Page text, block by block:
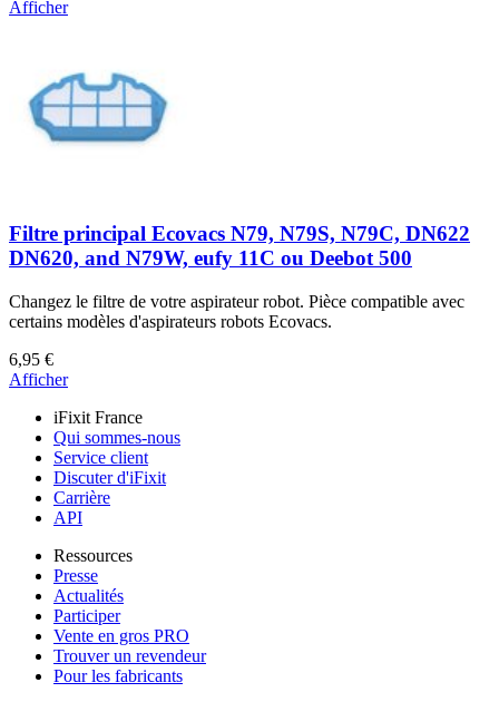
Afficher
Filtre principal Ecovacs N79, N79S, N79C, DN622
DN620, and N79W, eufy 11C ou Deebot 500
Changez le filtre de votre aspirateur robot. Pièce compatible avec
certains modèles d'aspirateurs robots Ecovacs.
6,95 €
Afficher
iFixit France
Qui sommes-nous
Service client
Discuter d'iFixit
Carrière
API
Ressources
Presse
Actualités
Participer
Vente en gros PRO
Trouver un revendeur
Pour les fabricants